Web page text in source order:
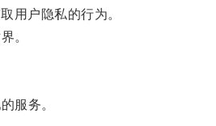
用户隐私的行为。
。
服务。